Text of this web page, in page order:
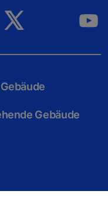
Gebäude